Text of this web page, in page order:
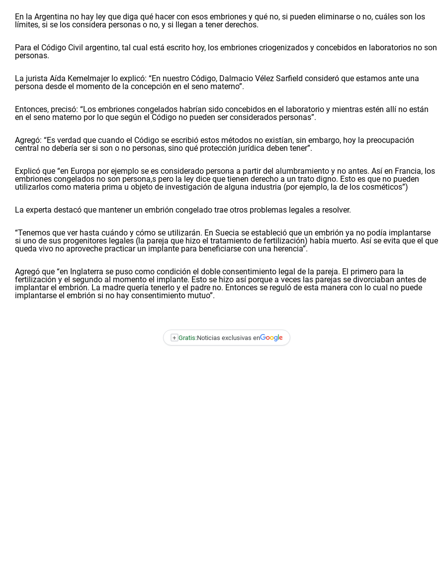
En la Argentina no hay ley que diga qué hacer con esos embriones y qué no, si pueden eliminarse o no, cuáles son los
límites, si se los considera personas o no, y si llegan a tener derechos.
Para el Código Civil argentino, tal cual está escrito hoy, los embriones criogenizados y concebidos en laboratorios no son
personas.
La jurista Aída Kemelmajer lo explicó: “En nuestro Código, Dalmacio Vélez Sarfield consideró que estamos ante una
persona desde el momento de la concepción en el seno materno”.
Entonces, precisó: “Los embriones congelados habrían sido concebidos en el laboratorio y mientras estén allí no están
en el seno materno por lo que según el Código no pueden ser considerados personas”.
Agregó: “Es verdad que cuando el Código se escribió estos métodos no existían, sin embargo, hoy la preocupación
central no debería ser si son o no personas, sino qué protección jurídica deben tener”.
Explicó que “en Europa por ejemplo se es considerado persona a partir del alumbramiento y no antes. Así en Francia, los
embriones congelados no son persona,s pero la ley dice que tienen derecho a un trato digno. Esto es que no pueden
utilizarlos como materia prima u objeto de investigación de alguna industria (por ejemplo, la de los cosméticos”)
La experta destacó que mantener un embrión congelado trae otros problemas legales a resolver.
“Tenemos que ver hasta cuándo y cómo se utilizarán. En Suecia se estableció que un embrión ya no podía implantarse
si uno de sus progenitores legales (la pareja que hizo el tratamiento de fertilización) había muerto. Así se evita que el que
queda vivo no aproveche practicar un implante para beneficiarse con una herencia”.
Agregó que “en Inglaterra se puso como condición el doble consentimiento legal de la pareja. El primero para la
fertilización y el segundo al momento el implante. Esto se hizo así porque a veces las parejas se divorciaban antes de
implantar el embrión. La madre quería tenerlo y el padre no. Entonces se reguló de esta manera con lo cual no puede
implantarse el embrión si no hay consentimiento mutuo”.
+ Gratis:Noticias exclusivas en